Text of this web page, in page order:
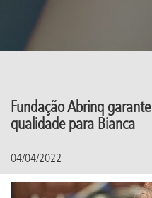
Fundação Abrinq
qualidade para Bianca
04/04/2022